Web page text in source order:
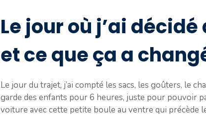
Le jour où j’ai
et ce que ça a
Le jour du trajet, j’ai compté les sacs, les goûters, le
garde des enfants pour 6 heures, juste pour pouvoir
voiture avec cette petite boule au ventre qui précède